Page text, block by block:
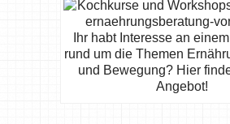
Ihr habt Interesse an
rund um die Themen
und Bewegung? Hier
Angebot!